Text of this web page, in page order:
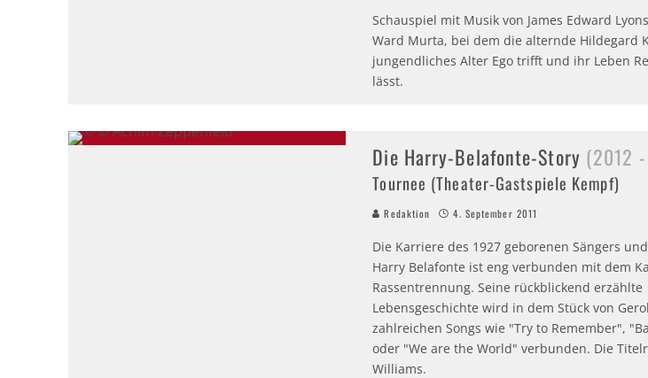
Schauspiel mit Musik von James Edward
Ward Murta, bei dem die alternde Hildegard
jungendliches Alter Ego trifft und ihr Leben
lässt.
Die Harry-Belafonte-Story (2012
Tournee (Theater-Gastspiele Kempf)
Redaktion 4. September 2011
Die Karriere des 1927 geborenen Sängers
Harry Belafonte ist eng verbunden mit dem
Rassentrennung. Seine rückblickend erzählte
Lebensgeschichte wird in dem Stück von
zahlreichen Songs wie "Try to Remember",
oder "We are the World" verbunden. Die
Williams.